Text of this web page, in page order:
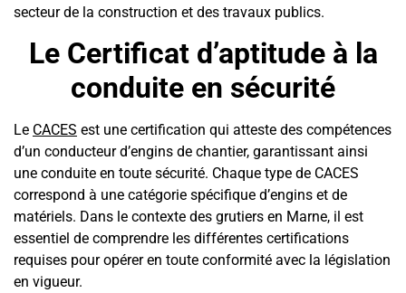
secteur de la construction et des travaux publics.
Le Certificat d’aptitude à la
conduite en sécurité
Le CACES est une certification qui atteste des compétences
d’un conducteur d’engins de chantier, garantissant ainsi
une conduite en toute sécurité. Chaque type de CACES
correspond à une catégorie spécifique d’engins et de
matériels. Dans le contexte des grutiers en Marne, il est
essentiel de comprendre les différentes certifications
requises pour opérer en toute conformité avec la législation
en vigueur.